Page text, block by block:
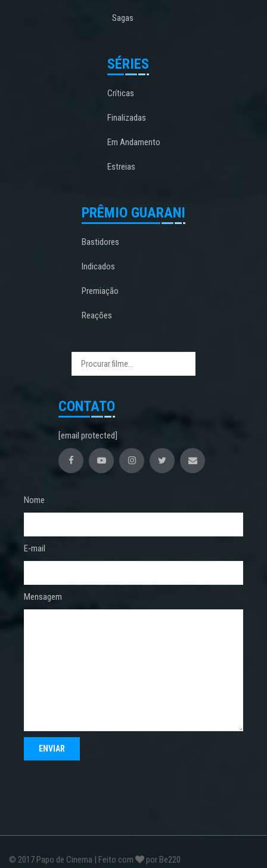
Sagas
SÉRIES
Críticas
Finalizadas
Em Andamento
Estreias
PRÊMIO GUARANI
Bastidores
Indicados
Premiação
Reações
CONTATO
[email protected]
Nome
E-mail
Mensagem
© 2017 Papo de Cinema | Feito com por Be220